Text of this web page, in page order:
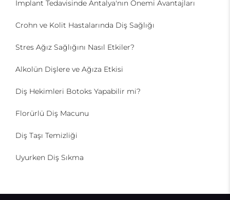
İmplant Tedavisinde Antalya'nın Önemi Avantajları
Crohn ve Kolit Hastalarında Diş Sağlığı
Stres Ağız Sağlığını Nasıl Etkiler?
Alkolün Dişlere ve Ağıza Etkisi
Diş Hekimleri Botoks Yapabilir mi?
Florürlü Diş Macunu
Diş Taşı Temizliği
Uyurken Diş Sıkma